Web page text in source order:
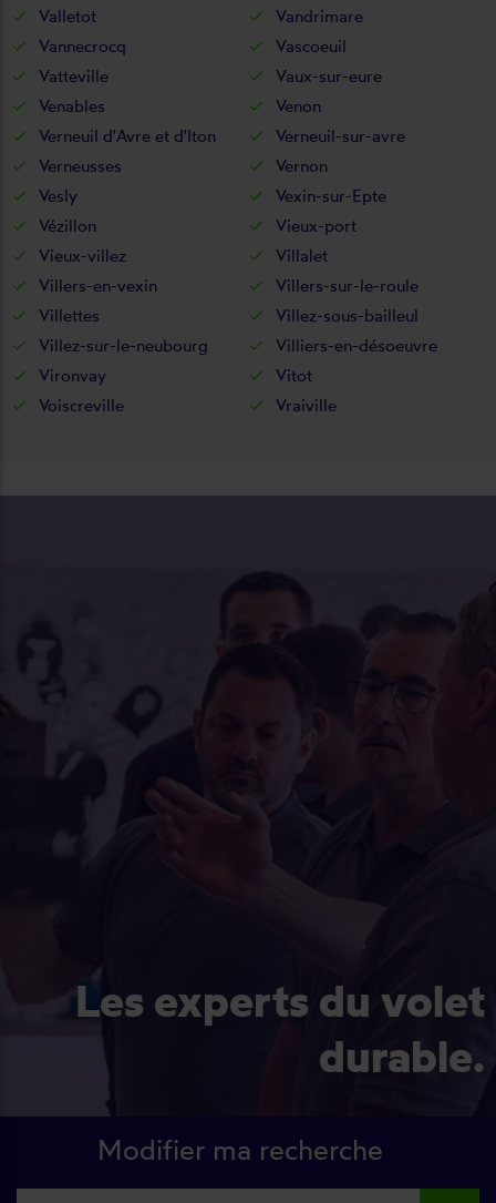
Valletot
Vandrimare
Vannecrocq
Vascoeuil
Vatteville
Vaux-sur-eure
Venables
Venon
Verneuil d'Avre et d'Iton
Verneuil-sur-avre
Verneusses
Vernon
Vesly
Vexin-sur-Epte
Vézillon
Vieux-port
Vieux-villez
Villalet
Villers-en-vexin
Villers-sur-le-roule
Villettes
Villez-sous-bailleul
Villez-sur-le-neubourg
Villiers-en-désoeuvre
Vironvay
Vitot
Voiscreville
Vraiville
Les experts du volet
durable.
Modifier ma recherche